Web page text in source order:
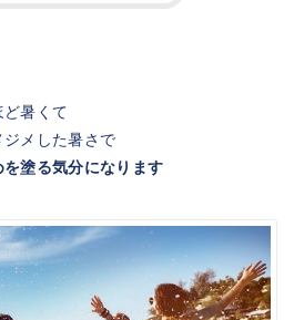
暑くて
メした暑さで
塗る気分になります